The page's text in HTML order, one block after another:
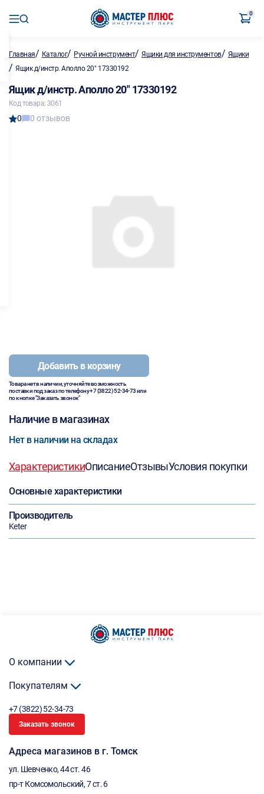
0
Главная/ Каталог/ Ручной инструмент/Ящики для инструментов/ Ящики
/ Ящик д/инстр. Аполло 20" 17330192
Ящик д/инстр. Аполло 20" 17330192
Код товара: 3061
0 0 отзывов
Добавить в корзину
Товара нет в наличии, уточняйте возможность
поставки под заказ по телефону+7 (3822) 52-34-73или
по кнопке "Заказать звонок"
Наличие в магазинах
Нет в наличии на складах
ХарактеристикиОписаниеОтзывыУсловия покупки
Основные характеристики
Производитель
Keter
О компании
Покупателям
+7 (3822) 52-34-73
Заказать звонок
Адреса магазинов в г. Томск
ул. Шевченко, 44 ст. 46
пр-т Комсомольский, 7 ст. 6